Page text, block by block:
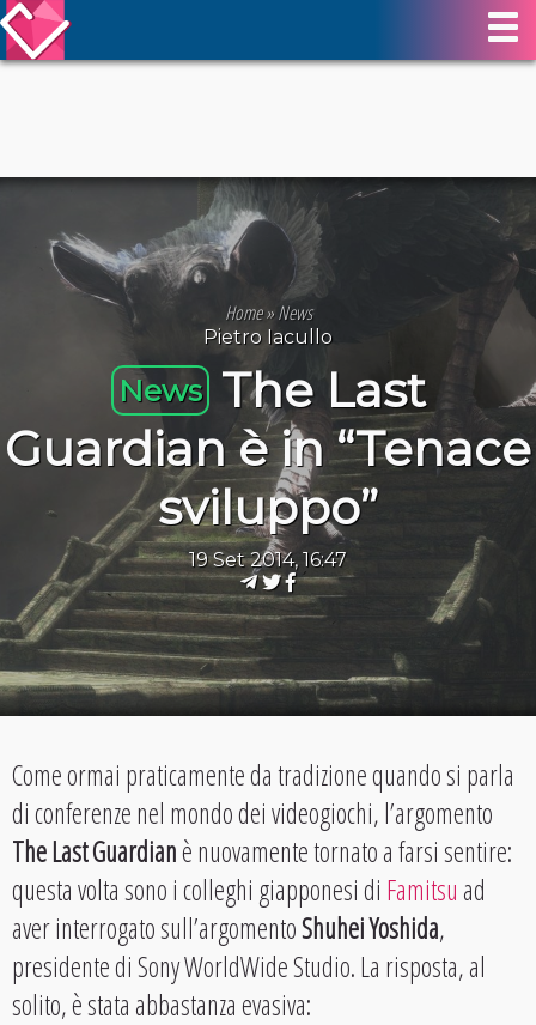
Home»News
Pietro Iacullo
News The Last
Guardian è in “Tenace
sviluppo”
19 Set 2014, 16:47
Come ormai praticamente da tradizione quando si parla
di conferenze nel mondo dei videogiochi, l’argomento
The Last Guardianè nuovamente tornato a farsi sentire:
questa volta sono i colleghi giapponesi di Famitsu ad
aver interrogato sull’argomentoShuhei Yoshida,
presidente di Sony WorldWide Studio. La risposta, al
solito, è stata abbastanza evasiva: